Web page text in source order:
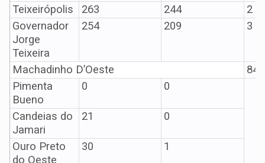
Teixeirópolis 263 244
2
Governador
Jorge
Teixeira
254 209 3
Machadinho D’Oeste
84
Pimenta
Bueno
0 0
Candeias do
Jamari
21 0
Ouro Preto
do Oeste
30 1